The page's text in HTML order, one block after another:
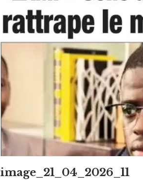
image_21_04_2026_11